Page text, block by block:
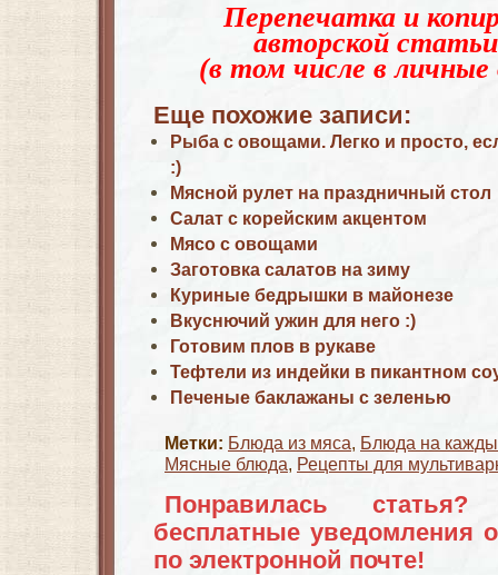
Перепечатка и
авторской
(в том числе в личные
Еще похожие записи:
Рыба с овощами. Легко и просто,
:)
Мясной рулет на праздничный стол
Салат с корейским акцентом
Мясо с овощами
Заготовка салатов на зиму
Куриные бедрышки в майонезе
Вкуснючий ужин для него :)
Готовим плов в рукаве
Тефтели из индейки в пикантном
Печеные баклажаны с зеленью
Метки: Блюда из мяса, Блюда на
Мясные блюда, Рецепты для
Понравилась
бесплатные уведомления
по электронной почте!